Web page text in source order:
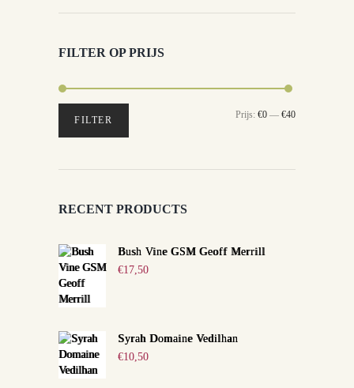
FILTER OP PRIJS
Min.
Max.
FILTER Prijs: €0 — €40
RECENT PRODUCTS
Bush Vine GSM Geoff Merrill
€17,50
Syrah Domaine Vedilhan
€10,50